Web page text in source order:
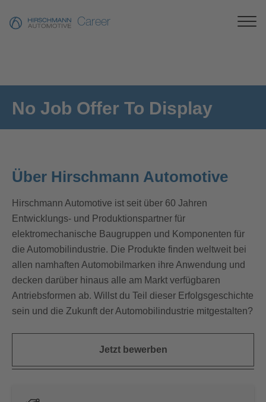
Career
No Job Offer To Display
Über Hirschmann Automotive
Hirschmann Automotive ist seit über 60 Jahren
Entwicklungs- und Produktionspartner für
elektromechanische Baugruppen und Komponenten für
die Automobilindustrie. Die Produkte finden weltweit bei
allen namhaften Automobilmarken ihre Anwendung und
decken darüber hinaus alle am Markt verfügbaren
Antriebsformen ab. Willst du Teil dieser Erfolgsgeschichte
sein und die Zukunft der Automobilindustrie mitgestalten?
Jetzt bewerben